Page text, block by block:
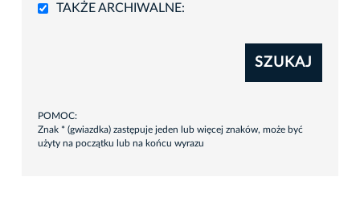
TAKŻE ARCHIWALNE:
SZUKAJ
POMOC:
Znak * (gwiazdka) zastępuje jeden lub więcej znaków, może być
użyty na początku lub na końcu wyrazu